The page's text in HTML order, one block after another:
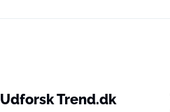
Udforsk Trend.dk